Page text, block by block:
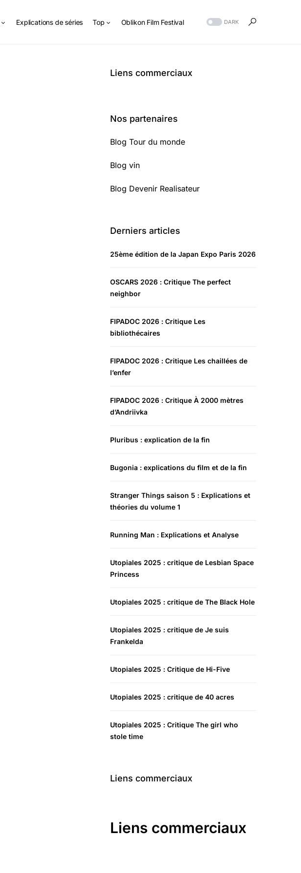
Explications de séries Top Oblikon Film Festival DARK
Liens commerciaux
Nos partenaires
Blog Tour du monde
Blog vin
Blog Devenir Realisateur
Derniers articles
25ème édition de la Japan Expo Paris 2026
OSCARS 2026 : Critique The perfect
neighbor
FIPADOC 2026 : Critique Les
bibliothécaires
FIPADOC 2026 : Critique Les chaillées de
l’enfer
FIPADOC 2026 : Critique À 2000 mètres
d’Andriivka
Pluribus : explication de la fin
Bugonia : explications du film et de la fin
Stranger Things saison 5 : Explications et
théories du volume 1
Running Man : Explications et Analyse
Utopiales 2025 : critique de Lesbian Space
Princess
Utopiales 2025 : critique de The Black Hole
Utopiales 2025 : critique de Je suis
Frankelda
Utopiales 2025 : Critique de Hi-Five
Utopiales 2025 : critique de 40 acres
Utopiales 2025 : Critique The girl who
stole time
Liens commerciaux
Liens commerciaux